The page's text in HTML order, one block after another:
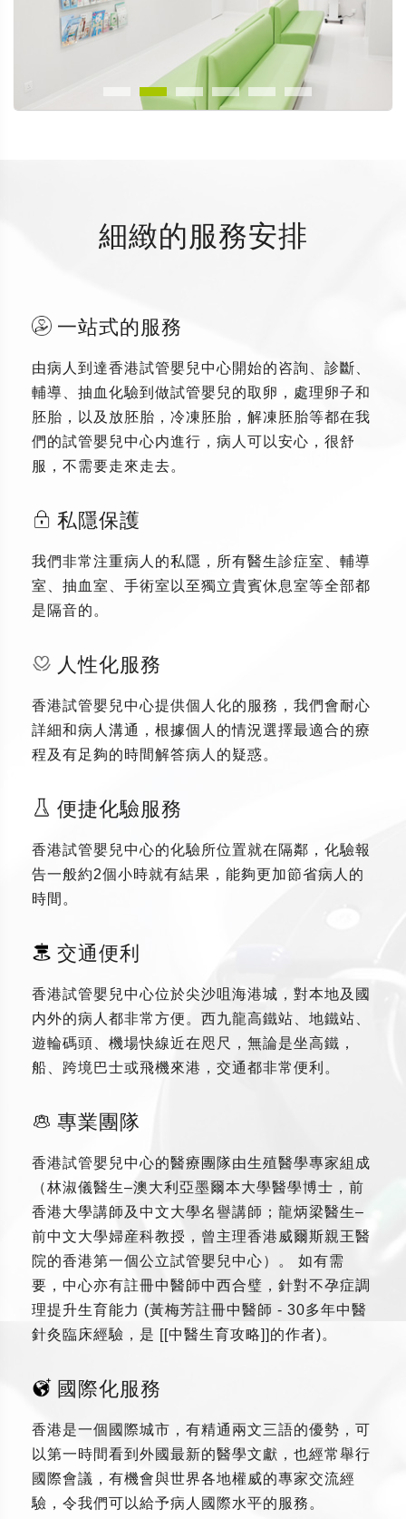
細緻的服務安排
一站式的服務
由病人到達香港試管嬰兒中心開始的咨詢、診斷、
輔導、抽血化驗到做試管嬰兒的取卵，處理卵子和
胚胎，以及放胚胎，冷凍胚胎，解凍胚胎等都在我
們的試管嬰兒中心内進行，病人可以安心，很舒
服，不需要走來走去。
私隱保護
我們非常注重病人的私隱，所有醫生診症室、輔導
室、抽血室、手術室以至獨立貴賓休息室等全部都
是隔音的。
人性化服務
香港試管嬰兒中心提供個人化的服務，我們會耐心
詳細和病人溝通，根據個人的情況選擇最適合的療
程及有足夠的時間解答病人的疑惑。
便捷化驗服務
香港試管嬰兒中心的化驗所位置就在隔鄰，化驗報
告一般約2個小時就有結果，能夠更加節省病人的
時間。
交通便利
香港試管嬰兒中心位於尖沙咀海港城，對本地及國
内外的病人都非常方便。西九龍高鐵站、地鐵站、
遊輪碼頭、機場快線近在咫尺，無論是坐高鐵，
船、跨境巴士或飛機來港，交通都非常便利。
專業團隊
香港試管嬰兒中心的醫療團隊由生殖醫學專家組成
（林淑儀醫生–澳大利亞墨爾本大學醫學博士，前
香港大學講師及中文大學名譽講師；龍炳梁醫生–
前中文大學婦産科教授，曾主理香港威爾斯親王醫
院的香港第一個公立試管嬰兒中心）。 如有需
要，中心亦有註冊中醫師中西合璧，針對不孕症調
理提升生育能力 (黃梅芳註冊中醫師 - 30多年中醫
針灸臨床經驗，是 [[中醫生育攻略]]的作者)。
國際化服務
香港是一個國際城市，有精通兩文三語的優勢，可
以第一時間看到外國最新的醫學文獻，也經常舉行
國際會議，有機會與世界各地權威的專家交流經
驗，令我們可以給予病人國際水平的服務。